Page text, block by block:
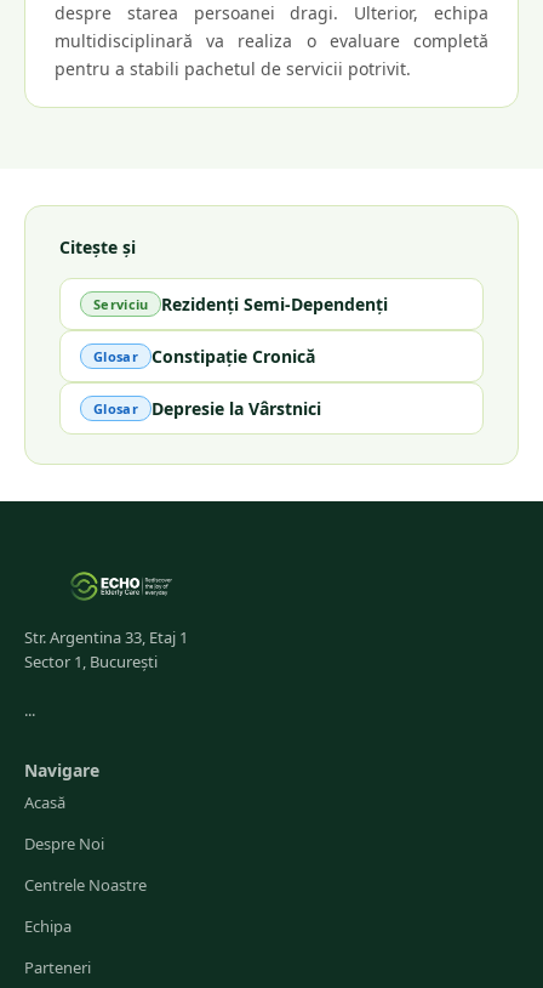
despre starea persoanei dragi. Ulterior, echipa
multidisciplinară va realiza o evaluare completă
pentru a stabili pachetul de servicii potrivit.
Citește și
Serviciu Rezidenți Semi-Dependenți
Glosar Constipație Cronică
Glosar Depresie la Vârstnici
Str. Argentina 33, Etaj 1
Sector 1, București
...
Navigare
Acasă
Despre Noi
Centrele Noastre
Echipa
Parteneri